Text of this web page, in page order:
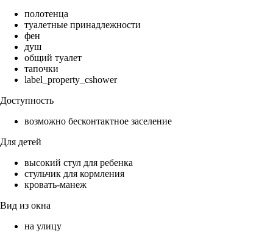
полотенца
туалетные принадлежности
фен
душ
общий туалет
тапочки
label_property_cshower
Доступность
возможно бесконтактное заселение
Для детей
высокий стул для ребенка
стульчик для кормления
кровать-манеж
Вид из окна
на улицу